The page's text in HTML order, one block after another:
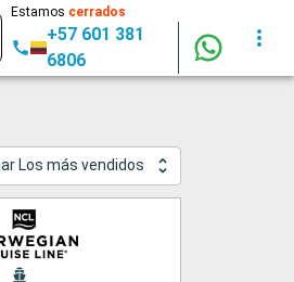
Estamos cerrados
+57 601 381
6806
Los más vendidos